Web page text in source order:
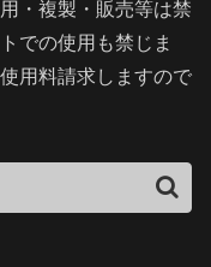
・複製・販売等は禁
での使用も禁じま
用料請求しますので